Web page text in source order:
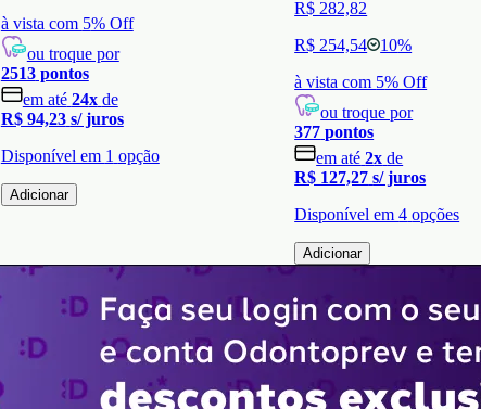
à vista com 5% Off
ou troque por
2513pontos
em até 24x de
R$ 94,23 s/ juros
Disponível em 1 opção
Adicionar
R$ 282,82
R$ 254,54
10%
à vista com 5% Off
ou troque por
377 pontos
em até 2x de
R$ 127,27 s/ juros
Disponível em4 opções
Adicionar